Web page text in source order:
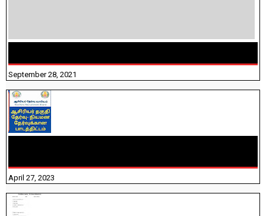
September 28, 2021
April 27, 2023